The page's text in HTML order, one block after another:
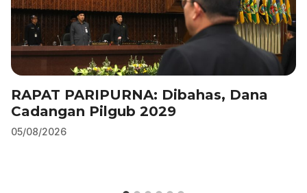
RAPAT PARIPURNA: Dibahas, Dana
Cadangan Pilgub 2029
05/08/2026